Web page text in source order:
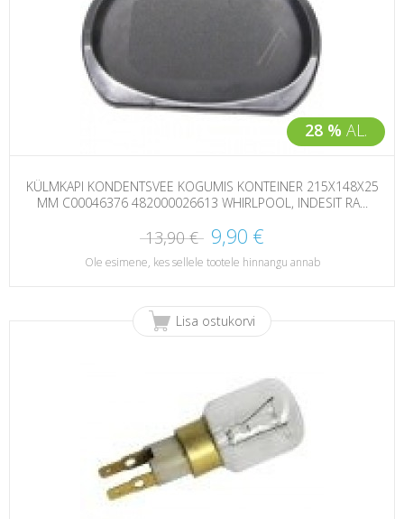
28 % AL.
KÜLMKAPI KONDENTSVEE KOGUMIS KONTEINER 215X148X25
MM C00046376 482000026613 WHIRLPOOL, INDESIT RA...
13,90 € 9,90 €
Ole esimene, kes sellele tootele hinnangu annab
Lisa ostukorvi